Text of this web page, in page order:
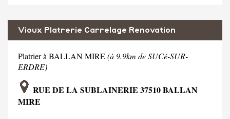
Vioux Platrerie Carrelage Renovation
Platrier à BALLAN MIRE(à 9.9km de SUCé-SUR-
ERDRE)
RUE DE LA SUBLAINERIE 37510 BALLAN
MIRE